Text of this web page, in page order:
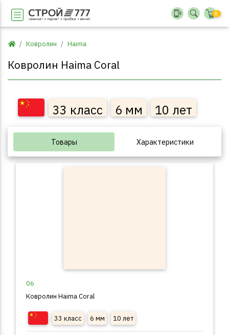
0
Ковролин Haima
Ковролин Haima Coral
33 класс 6 мм 10 лет
Товары Характеристики
06
Ковролин Haima Coral
33 класс 6 мм 10 лет